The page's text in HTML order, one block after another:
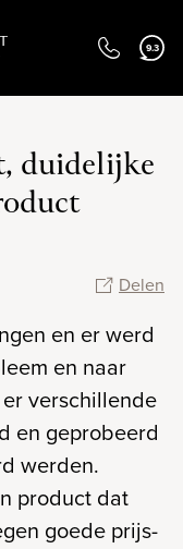
9.3
duidelijke
Delen
en er werd
en naar
verschillende
en geprobeerd
werden.
product dat
goede prijs-